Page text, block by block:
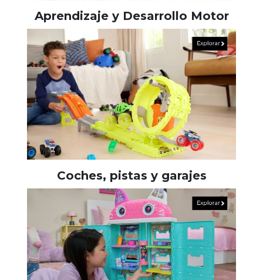
Aprendizaje y Desarrollo Motor
Coches, pistas y garajes